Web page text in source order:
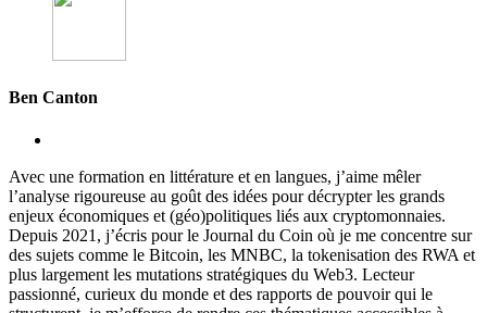
Ben Canton
Avec une formation en littérature et en langues, j’aime mêler
l’analyse rigoureuse au goût des idées pour décrypter les grands
enjeux économiques et (géo)politiques liés aux cryptomonnaies.
Depuis 2021, j’écris pour le Journal du Coin où je me concentre sur
des sujets comme le Bitcoin, les MNBC, la tokenisation des RWA et
plus largement les mutations stratégiques du Web3. Lecteur
passionné, curieux du monde et des rapports de pouvoir qui le